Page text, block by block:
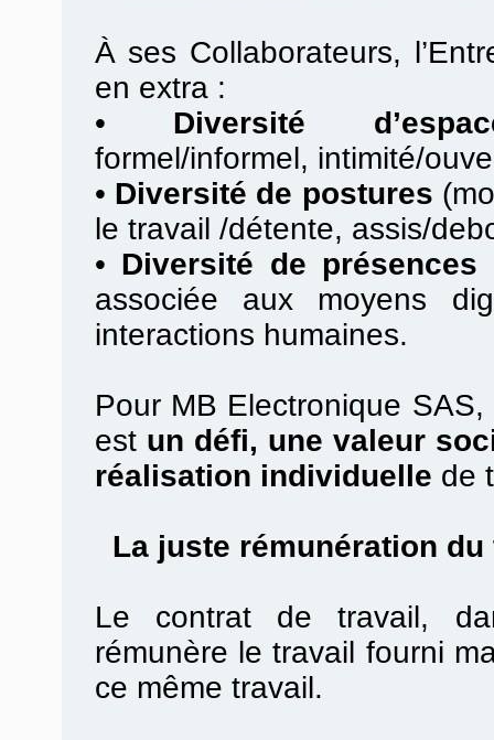
À ses Collaborateurs,
en extra :
• Diversité
formel/informel, intimité/
• Diversité de postures
le travail /détente, assis/
• Diversité de
associée aux moyens
interactions humaines.
Pour MB Electronique
est un défi, une valeur
réalisation individuelle de
La juste rémunération
Le contrat de travail,
rémunère le travail fourni
ce même travail.